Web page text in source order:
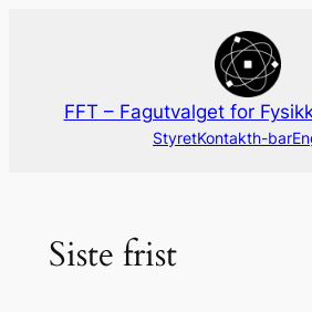
FFT – Fagutvalget for
StyretKontakth-bar
Siste frist